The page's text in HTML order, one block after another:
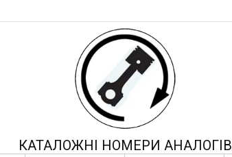
КАТАЛОЖНІ НОМЕРИ АНАЛОГІВ